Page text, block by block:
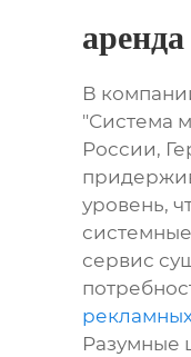
В
"Система
России,
уровень,
сервис
Разумные